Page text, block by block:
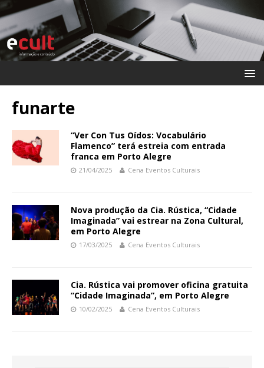
funarte
“Ver Con Tus Oídos: Vocabulário
Flamenco” terá estreia com entrada
franca em Porto Alegre
21/04/2025 Cena Eventos Culturais
Nova produção da Cia. Rústica, “Cidade
Imaginada” vai estrear na Zona Cultural,
em Porto Alegre
17/03/2025 Cena Eventos Culturais
Cia. Rústica vai promover oficina gratuita
“Cidade Imaginada”, em Porto Alegre
10/02/2025 Cena Eventos Culturais